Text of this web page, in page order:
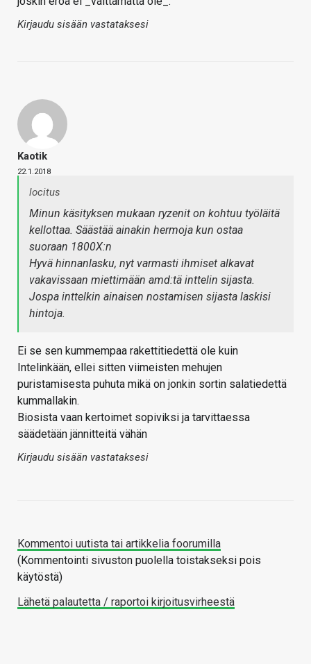
Kirjaudu sisään vastataksesi
Kaotik
22.1.2018
locitus
Minun käsityksen mukaan ryzenit on kohtuu työläitä
kellottaa. Säästää ainakin hermoja kun ostaa
suoraan 1800X:n
Hyvä hinnanlasku, nyt varmasti ihmiset alkavat
vakavissaan miettimään amd:tä inttelin sijasta.
Jospa inttelkin ainaisen nostamisen sijasta laskisi
hintoja.
Ei se sen kummempaa rakettitiedettä ole kuin
Intelinkään, ellei sitten viimeisten mehujen
puristamisesta puhuta mikä on jonkin sortin salatiedettä
kummallakin.
Biosista vaan kertoimet sopiviksi ja tarvittaessa
säädetään jännitteitä vähän
Kirjaudu sisään vastataksesi
Kommentoi uutista tai artikkelia foorumilla
(Kommentointi sivuston puolella toistakseksi pois
käytöstä)
Lähetä palautetta / raportoi kirjoitusvirheestä